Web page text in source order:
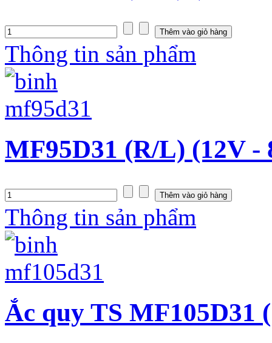
Thông tin sản phẩm
MF95D31 (R/L) (12V -
Thông tin sản phẩm
Ắc quy TS MF105D31